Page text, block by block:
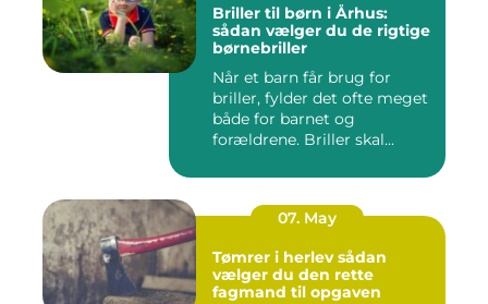
Briller til børn i Århus:
sådan vælger du de rigtige
børnebriller
Når et barn får brug for
briller, fylder det ofte meget
både for barnet og
forældrene. Briller skal...
07. May
Tømrer i herlev sådan
vælger du den rette
fagmand til opgaven